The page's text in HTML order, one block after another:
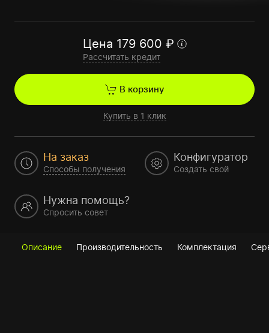
Цена 179 600 ₽
Рассчитать кредит
В корзину
Купить в 1 клик
На заказ
Способы получения
Конфигуратор
Создать свой
Нужна помощь?
Спросить совет
Описание Производительность Комплектация